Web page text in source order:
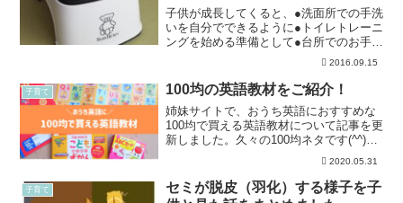
子供が成長してくると、●洗面所での手洗
いを自分でできるように●トイレトレーニ
ングを始める準備として●台所でのお手伝
いになどの目的で、踏み台の購入を考え
ろあって、どれにしようか迷いますよ
ね。我が家はベビービ...
2016.09.15
子育て 100均の英語教材をご紹介！
姉妹サイトで、おうち英語におすすめな
100均で買える英語教材について記事を更
新しました。久々の100均ネタです(^^)ぜ
ひチェックしてみて下さいね。 2020.05.31
子育て
セミが脱皮（羽化）する様子を子